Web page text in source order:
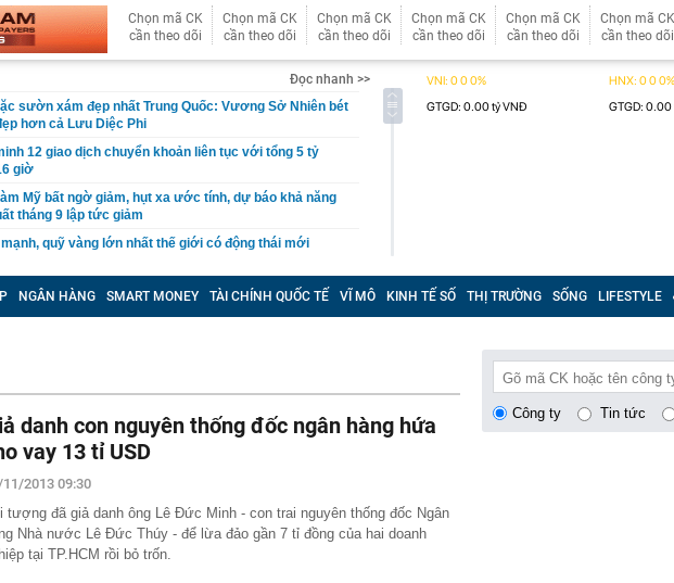
Chọn mã CK
cần theo dõi
Chọn mã CK
cần theo dõi
Chọn mã CK
cần theo dõi
Chọn mã CK
cần theo dõi
Chọn mã CK
cần theo dõi
Chọn mã CK
cần theo dõi
Đọc nhanh >>
sườn xám đẹp nhất Trung Quốc: Vương Sở Nhiên bét
hơn cả Lưu Diệc Phi
12 giao dịch chuyển khoản liên tục với tổng 5 tỷ
giờ
Mỹ bất ngờ giảm, hụt xa ước tính, dự báo khả năng
tháng 9 lập tức giảm
quỹ vàng lớn nhất thế giới có động thái mới
giấy tờ người dân cần sớm tích hợp vào VNeID để
lợi
tăng cao hơn vàng miếng
tre, nội thất bằng gỗ tái chế, du khách như bước vào
báo: Tạm hoãn xuất cảnh đối với tất cả những ai
sách sau đây
ưu công năng cho ngân sách hạn chế
suất thiết kế, Hà Nội giải bài toán chống ngập ra
hơn 77 triệu đồng, 2 tháng sau được ngân hàng
báo: “Tiền đang nằm trong tài khoản của công ty bảo
NGÂN HÀNG SMART MONEY TÀI CHÍNH QUỐC TẾ VĨ MÔ KINH TẾ SỐ THỊ TRƯỜNG SỐNG LIFESTYLE
danh con nguyên thống đốc ngân hàng hứa
vay 13 tỉ USD
2013 09:30
tượng đã giả danh ông Lê Đức Minh - con trai nguyên thống đốc Ngân
Nhà nước Lê Đức Thúy - để lừa đảo gần 7 tỉ đồng của hai doanh
tại TP.HCM rồi bỏ trốn.
Công ty Tin tức